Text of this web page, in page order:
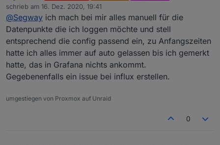
@paul53weiss nicht, ob wir das gleiche meinen.
In der Config, siehe meinem screen, steht
speichern als...auf
number, hab ich mauell so
angelegt, default ist da aber autohinterlegt und
sollte den DP eigentlich richtig erkennen, was
eben zu dem Problem führt, das influx nicht
richtig geschrieben wird und obendrauf,
eben ein nachträgliches ändern nicht
funktioniert, da dadurch der Wert in der Influx
das loggen erst gestoppt werden, der DP in der
"speichern unter"
genau richtig !!!
Beim anlegen steht der Datenpunkt auf AUTO aber
dabei legt Influx dann anscheinend ein Boolean an
und NICHT wie konfiguriert ein number.
Habs grad nochmal probiert ... geht nicht ...ich muss
manuell Hand anlegen und den DP aus der Influx
löschen
Offline
schrieb am 16. Dez. 2020, 19:41
zuletzt editiert von
@Segway ich mach bei mir alles manuell für die
Datenpunkte die ich loggen möchte und stell
entsprechend die config passend ein, zu Anfangszeiten
hatte ich alles immer auf auto gelassen bis ich gemerkt
hatte, das in Grafana nichts ankommt.
Gegebenenfalls ein issue bei influx erstellen.
umgestiegen von Proxmox auf Unraid
0